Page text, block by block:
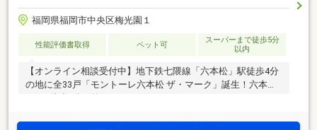
福岡県福岡市中央区梅光園１
性能評価書取得 ペット可
スーパーまで徒歩5分
以内
【オンライン相談受付中】地下鉄七隈線「六本松」駅徒歩4分
の地に全33戸「モントーレ六本松 ザ・マーク」誕生！六本松